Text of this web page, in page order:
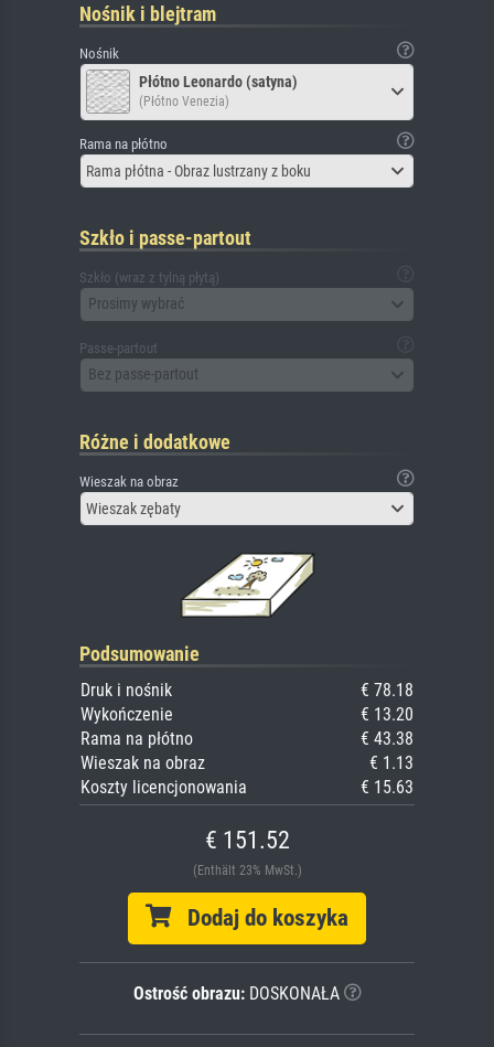
Nośnik i blejtram
Nośnik
Płótno Leonardo (satyna)
(Płótno Venezia)
Rama na płótno
Rama płótna - Obraz lustrzany z boku
Szkło i passe-partout
Szkło (wraz z tylną płytą)
Prosimy wybrać
Passe-partout
Bez passe-partout
Różne i dodatkowe
Wieszak na obraz
Wieszak zębaty
Podsumowanie
Druk i nośnik
€ 78.18
Wykończenie
€ 13.20
Rama na płótno
€ 43.38
Wieszak na obraz
€ 1.13
Koszty licencjonowania
€ 15.63
€ 151.52
(Enthält 23% MwSt.)
Dodaj do koszyka
Ostrość obrazu:DOSKONAŁA